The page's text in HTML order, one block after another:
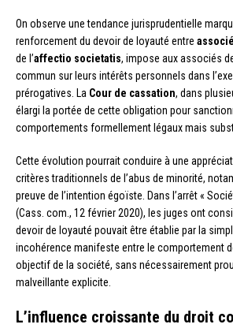
On observe une tendance jurisprudentielle
renforcement du devoir de loyauté entre
de l’affectio societatis, impose aux associés
commun sur leurs intérêts personnels dans
prérogatives. La Cour de cassation, dans
élargi la portée de cette obligation pour
comportements formellement légaux mais
Cette évolution pourrait conduire à une
critères traditionnels de l’abus de minorité,
preuve de l’intention égoïste. Dans l’arrêt «
(Cass. com., 12 février 2020), les juges ont
devoir de loyauté pouvait être établie par la
incohérence manifeste entre le comportement
objectif de la société, sans nécessairement
malveillante explicite.
L’influence croissante du droit